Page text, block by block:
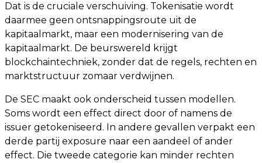
Dat is de cruciale verschuiving. Tokenisatie wordt
daarmee geen ontsnappingsroute uit de
kapitaalmarkt, maar een modernisering van de
kapitaalmarkt. De beurswereld krijgt
blockchaintechniek, zonder dat de regels, rechten en
marktstructuur zomaar verdwijnen.
De SEC maakt ook onderscheid tussen modellen.
Soms wordt een effect direct door of namens de
issuer getokeniseerd. In andere gevallen verpakt een
derde partij exposure naar een aandeel of ander
effect. Die tweede categorie kan minder rechten